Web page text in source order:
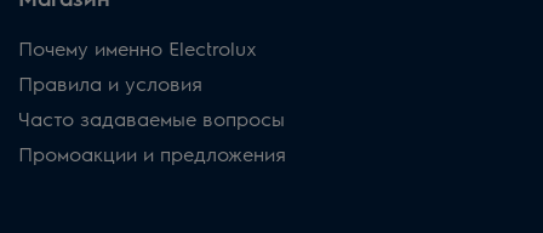
Почему именно Electrolux
Правила и условия
Часто задаваемые вопросы
Промоакции и предложения